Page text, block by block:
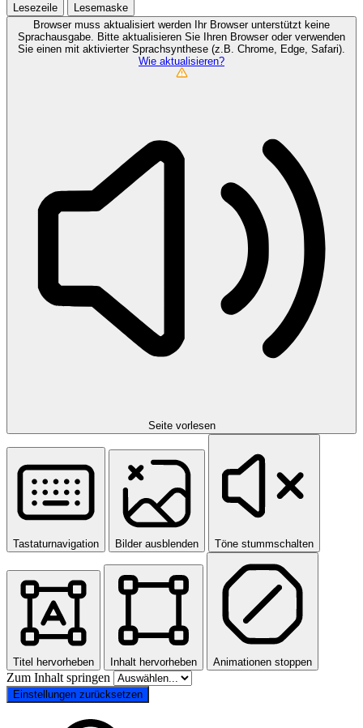
Lesezeile
Lesemaske
Browser muss aktualisiert werden Ihr Browser unterstützt keine
Sprachausgabe. Bitte aktualisieren Sie Ihren Browser oder verwenden
Sie einen mit aktivierter Sprachsynthese (z.B. Chrome, Edge, Safari).
Wie aktualisieren?
Seite vorlesen
Tastaturnavigation Bilder ausblenden Töne stummschalten
Titel hervorheben Inhalt hervorheben Animationen stoppen
Zum Inhalt springen
Einstellungen zurücksetzen